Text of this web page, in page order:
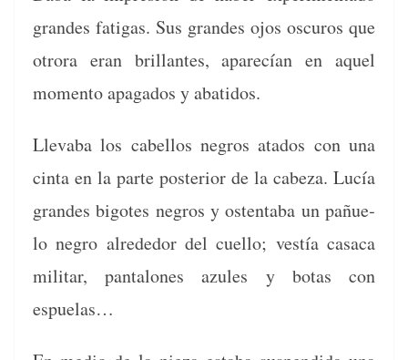
grandes fati­gas. Sus grandes ojos oscuros que
otro­ra eran bril­lantes, aparecían en aquel
momen­to apa­ga­dos y abatidos.
Llev­a­ba los cabel­los negros ata­dos con una
cin­ta en la parte pos­te­ri­or de la cabeza. Lucía
grandes big­otes negros y ostenta­ba un pañue­
lo negro alrede­dor del cuel­lo; vestía casaca
mil­i­tar, pan­talones azules y botas con
espuelas…